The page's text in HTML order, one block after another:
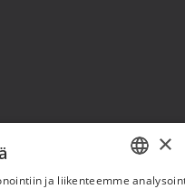
×
ja liikenteemme